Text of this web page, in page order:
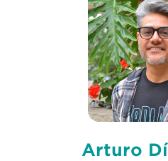
Arturo